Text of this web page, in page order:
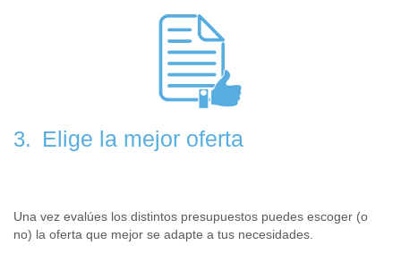
3. Elige la mejor oferta
Una vez evalúes los distintos presupuestos puedes escoger (o
no) la oferta que mejor se adapte a tus necesidades.